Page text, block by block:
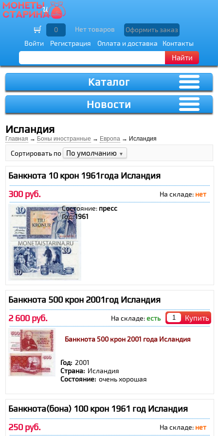
Войти Регистрация Оплата и доставка Контакты
Найти
0 Нет товаров Оформить заказ
Каталог
Новости
Исландия
Главная → Боны иностранные → Европа → Исландия
Сортировать по По умолчанию ▼
Банкнота 10 крон 1961года Исландия
300 руб.
На складе: нет
Состояние: пресс
Год:1961
Банкнота 500 крон 2001год Исландия
2 600 руб.
На складе:есть Купить
Банкнота 500 крон 2001 года Исландия
Год: 2001
Страна: Исландия
Состояние: очень хорошая
Банкнота(бона) 100 крон 1961 год Исландия
250 руб.
На складе: нет